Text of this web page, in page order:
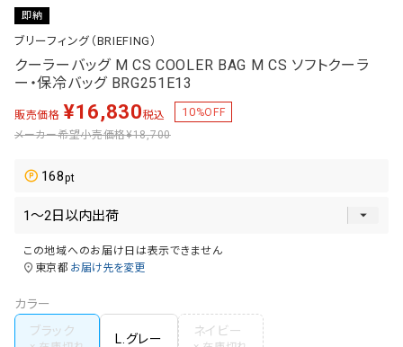
即納
ブリーフィング（BRIEFING）
クーラーバッグ M CS COOLER BAG M CS ソフトクーラ
ー・保冷バッグ BRG251E13
販売価格 ¥16,830税込 10%OFF
メーカー希望小売価格¥18,700
168
この地域へのお届け日は表示できません
東京都 お届け先を変更
カラー
ブラック
L.グレー
ネイビー